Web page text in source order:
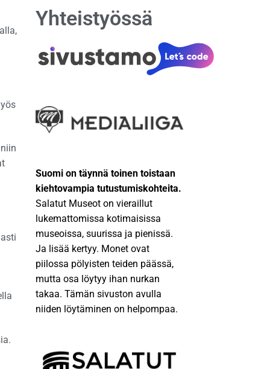
Yhteistyössä
Suomi on täynnä toinen toistaan
kiehtovampia tutustumiskohteita.
Salatut Museot on vieraillut
lukemattomissa kotimaisissa
museoissa, suurissa ja pienissä.
Ja lisää kertyy. Monet ovat
piilossa pölyisten teiden päässä,
mutta osa löytyy ihan nurkan
takaa. Tämän sivuston avulla
niiden löytäminen on helpompaa.